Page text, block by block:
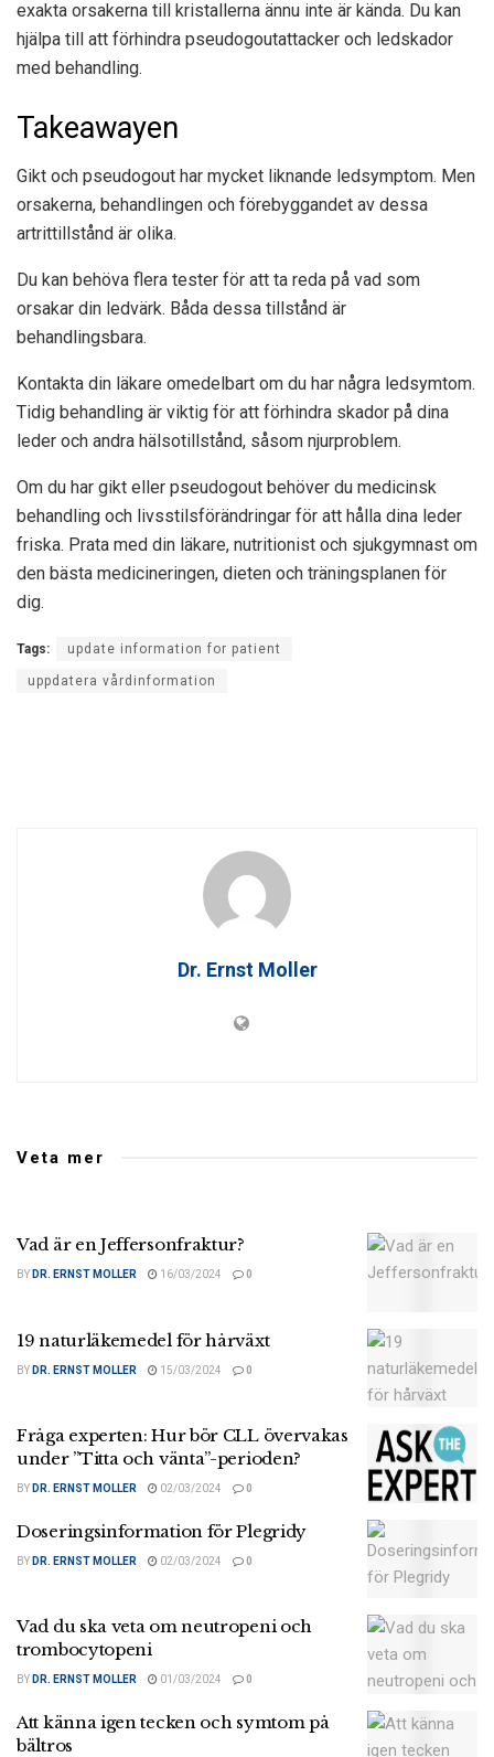
exakta orsakerna till kristallerna ännu inte är kända. Du kan
hjälpa till att förhindra pseudogoutattacker och ledskador
med behandling.
Takeawayen
Gikt och pseudogout har mycket liknande ledsymptom. Men
orsakerna, behandlingen och förebyggandet av dessa
artrittillstånd är olika.
Du kan behöva flera tester för att ta reda på vad som
orsakar din ledvärk. Båda dessa tillstånd är
behandlingsbara.
Kontakta din läkare omedelbart om du har några ledsymtom.
Tidig behandling är viktig för att förhindra skador på dina
leder och andra hälsotillstånd, såsom njurproblem.
Om du har gikt eller pseudogout behöver du medicinsk
behandling och livsstilsförändringar för att hålla dina leder
friska. Prata med din läkare, nutritionist och sjukgymnast om
den bästa medicineringen, dieten och träningsplanen för
dig.
Tags: update information for patient
uppdatera vårdinformation
Dr. Ernst Moller
Veta mer
Vad är en Jeffersonfraktur?
BY DR. ERNST MOLLER 16/03/2024 0
19 naturläkemedel för hårväxt
BY DR. ERNST MOLLER 15/03/2024 0
Fråga experten: Hur bör CLL övervakas
under ”Titta och vänta”-perioden?
BY DR. ERNST MOLLER 02/03/2024 0
Doseringsinformation för Plegridy
BY DR. ERNST MOLLER 02/03/2024 0
Vad du ska veta om neutropeni och
trombocytopeni
BY DR. ERNST MOLLER 01/03/2024 0
Att känna igen tecken och symtom på
bältros